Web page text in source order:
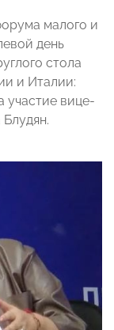
малого и
день
стола
и Италии:
участие вице-